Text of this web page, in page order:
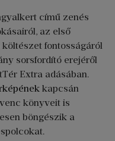
című zenés
az első
fontosságáról
sorsfordító erejéről
Extra adásában.
kapcsán
könyveit is
böngészik a